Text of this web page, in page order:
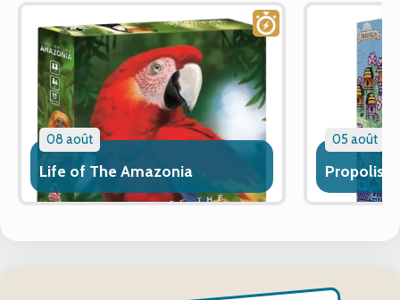
08 août
Life of The Amazonia
05 août
Propolis